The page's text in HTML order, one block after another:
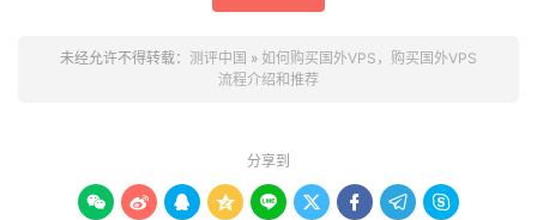
未经允许不得转载： 测评中国 » 如何购买国外VPS，购买国外VPS
流程介绍和推荐
分享到
        